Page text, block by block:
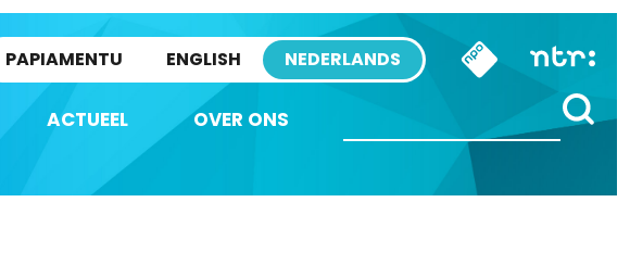
PAPIAMENTU ENGLISH NEDERLANDS
ACTUEEL OVER ONS